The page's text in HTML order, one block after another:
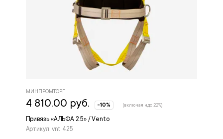
Привязь «АЛЬФА 2.5» / Vento
Артикул: vnt 425
МИНПРОМТОРГ
4 810.00 руб. -10% (включая ндс 22%)